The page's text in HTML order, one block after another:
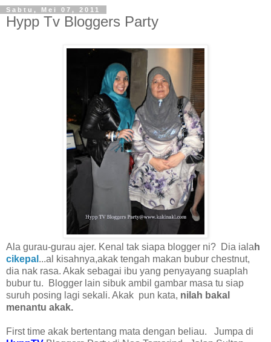
Sabtu, Mei 07, 2011
Hypp Tv Bloggers Party
Ala gurau-gurau ajer. Kenal tak siapa blogger ni? Dia iala h
cikepal ...al kisahnya,akak tengah makan bubur chestnut,
dia nak rasa. Akak sebagai ibu yang penyayang suaplah
bubur tu. Blogger lain sibuk ambil gambar masa tu siap
suruh posing lagi sekali. Akak pun kata, nilah bakal
menantu akak.
First time akak bertentang mata dengan beliau. Jumpa di